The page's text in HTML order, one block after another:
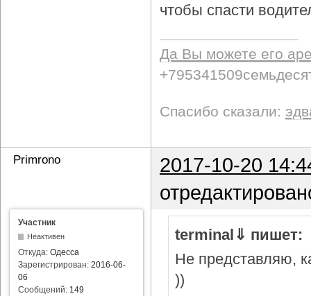
чтобы спасти
Да Вы можете его
Спасибо сказали:
Primrono
2017-10-20
Участник
Неактивен
Откуда: Одесса
Зарегистрирован: 2016-06-
06
Сообщений: 149
terminal⇓ пишет:
Не представляю,
))